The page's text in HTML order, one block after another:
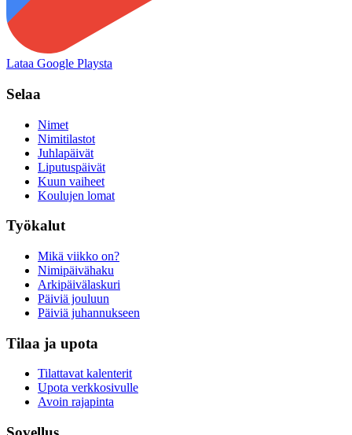
Lataa Google Playsta
Selaa
Nimet
Nimitilastot
Juhlapäivät
Liputuspäivät
Kuun vaiheet
Koulujen lomat
Työkalut
Mikä viikko on?
Nimipäivähaku
Arkipäivälaskuri
Päiviä jouluun
Päiviä juhannukseen
Tilaa ja upota
Tilattavat kalenterit
Upota verkkosivulle
Avoin rajapinta